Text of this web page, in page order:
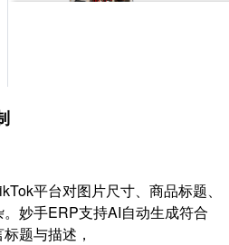
平台对图片尺寸、商品标题、
妙手ERP支持AI自动生成符合
题与描述，